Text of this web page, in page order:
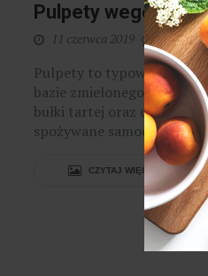
Pulpety
11 czerwca 2019 0
Pulpety to typowo mięsna
bazie zmielonego mięsa,
bułki tartej oraz
spożywane samodzielnie
CZYTAJ WIĘCEJ